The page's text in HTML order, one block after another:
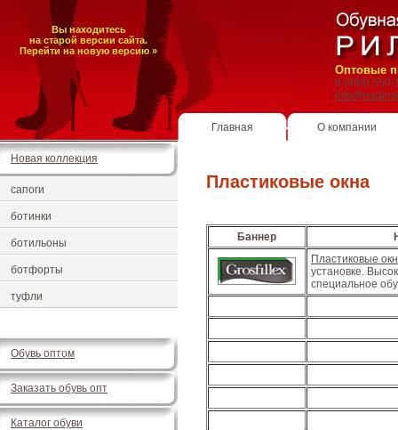
Вы находитесь
на старой версии сайта.
Перейти на новую версию »
Оптовые
8 (499) 550-
Главная О компании
Новая коллекция
сапоги
ботинки
ботильоны
ботфорты
туфли
Обувь оптом
Заказать обувь опт
Каталог обуви
Пластиковые окна
Баннер
Пластиковые
установке.
специальное